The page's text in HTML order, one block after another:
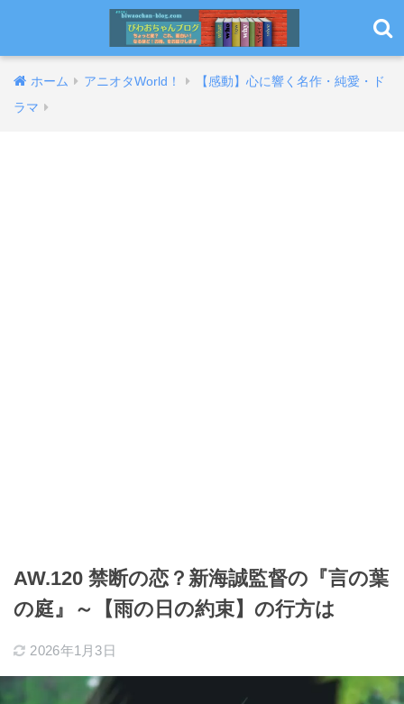
ホーム アニオタWorld！
【感動】心に響く名作・純愛・ド
ラマ
AW.120 禁断の恋？新海誠監督の『言の葉
の庭』～【雨の日の約束】の行方は
2026年1月3日